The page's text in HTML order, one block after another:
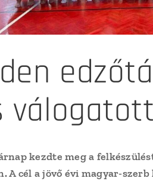
válogatott
kezdte meg a
A cél a jövő évi magyar-